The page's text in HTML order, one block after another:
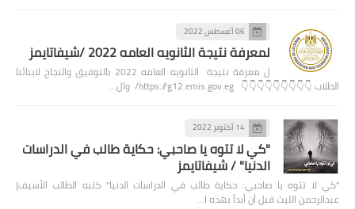
06 أغسطس 2022
لمعرفة نتيجة الثانويه العامه 2022 /شيفاتايمز
ل معرفة نتيجة الثانويه العامه 2022 بالتوفيق والنجاح لابنائنا
الطلاب 👇👇👇👇👇👇👇👇👇 https://g12.emis.gov.eg/ وال…
14 أكتوبر 2022
"كي لا تتوه يا صاحبي: حكاية طالب في الدراسات
الدنيا" / شيفاتايمز
"كي لا تتوه يا صاحبي: حكاية طالب في الدراسات الدنيا" كتبه الطالب الأسيف|
عبدالرحمن الليث قبل أن أبدأ بهذه ا…